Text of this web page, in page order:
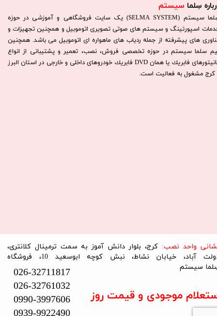
سِلما سیستم​​​​​​​
سِلما سيستم (SELMA SYSTEM) یک سایت فروشگاهی و آموزشی در حوزه
اسپورتینگ و سیستم های صوتی تصویری اتوموبیل و همچنین تجهیزات و
های پیشرفته از جمله ردیاب های ماهواره ای اتوموبیل می باشد. همچنين
سلما سيستم در حوزه تخصصی فروش، نصب، تعمير و پشتيبانی از انواع
مانيتورهای فابريك يا همان DVD فابريك خودروهای داخلی و خارجی در استان البرز
كرج مشغول به فعاليت است.​​​​​​​
واحد نصب: کرج، بلوار دانش آموز به سمت ترمینال کلانتری،
دولت آباد، خیابان نشاط، نبش کوچه ابوسعید 10، فروشگاه
سیستم​​​​​​​
026-32711817
026-32761032
0990-3997606
موجودی و قیمت روز